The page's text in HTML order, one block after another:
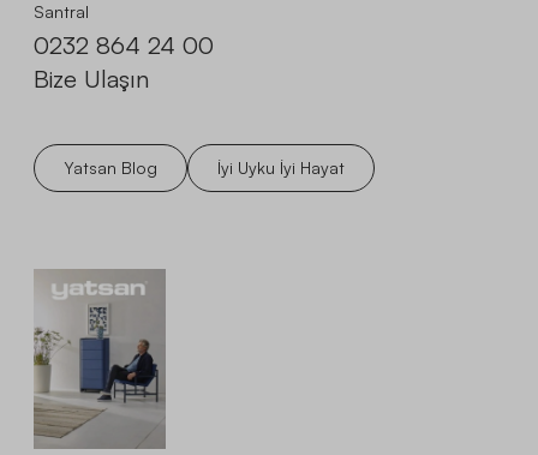
Santral
0232 864 24 00
Bize Ulaşın
Yatsan Blog İyi Uyku İyi Hayat